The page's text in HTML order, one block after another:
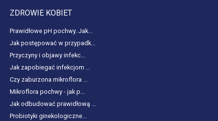
ZDROWIE KOBIET
Prawidłowe pH pochwy. Jak...
Jak postępować w przypadk...
Przyczyny i objawy infekc...
Jak zapobiegać infekcjom ...
Czy zaburzona mikroflora ...
Mikroflora pochwy - jak p...
Jak odbudować prawidłową ...
Probiotyki ginekologiczne...